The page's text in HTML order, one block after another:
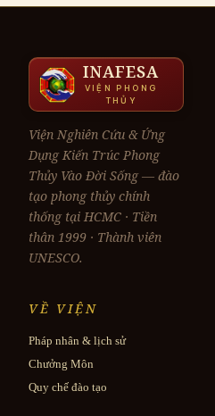
INAFESA
VIỆN PHONG
THỦY
Viện Nghiên Cứu & Ứng
Dụng Kiến Trúc Phong
Thủy Vào Đời Sống — đào
tạo phong thủy chính
thống tại HCMC · Tiền
thân 1999 · Thành viên
UNESCO.
VỀ VIỆN
Pháp nhân & lịch sử
Chưởng Môn
Quy chế đào tạo